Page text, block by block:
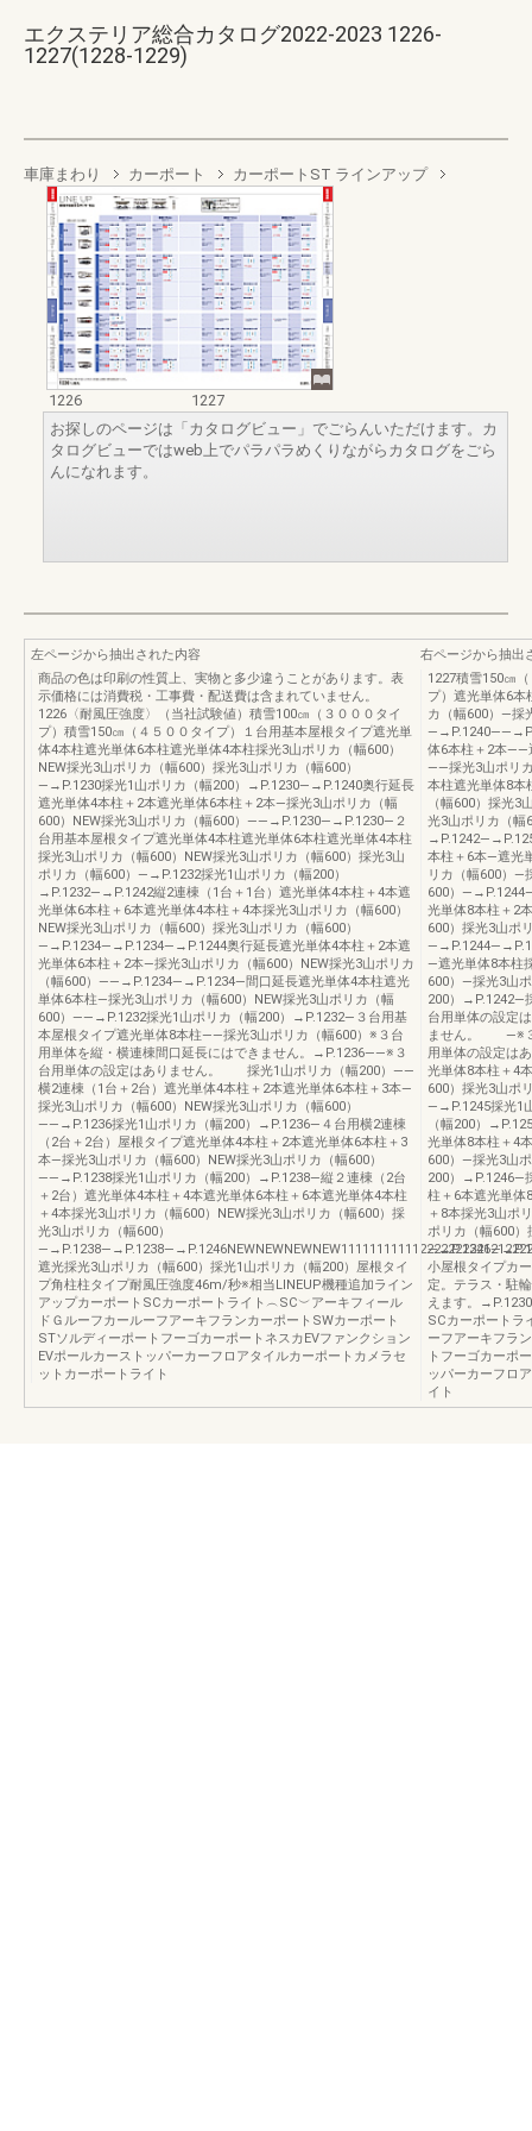
エクステリア総合カタログ2022-2023 1226-
1227(1228-1229)
車庫まわり カーポート カーポートST ラインアップ
1226
1227
お探しのページは「カタログビュー」でごらんいただけます。カ
タログビューではweb上でパラパラめくりながらカタログをごら
んになれます。
左ページから抽出された内容
商品の色は印刷の性質上、実物と多少違うことがあります。表
示価格には消費税・工事費・配送費は含まれていません。
1226〈耐風圧強度〉（当社試験値）積雪100㎝（３０００タイ
プ）積雪150㎝（４５００タイプ）１台用基本屋根タイプ遮光単
体4本柱遮光単体6本柱遮光単体4本柱採光3山ポリカ（幅600）
NEW採光3山ポリカ（幅600）採光3山ポリカ（幅600）
―→P.1230採光1山ポリカ（幅200）→P.1230―→P.1240奥行延長
遮光単体4本柱＋2本遮光単体6本柱＋2本―採光3山ポリカ（幅
600）NEW採光3山ポリカ（幅600）――→P.1230―→P.1230―２
台用基本屋根タイプ遮光単体4本柱遮光単体6本柱遮光単体4本柱
採光3山ポリカ（幅600）NEW採光3山ポリカ（幅600）採光3山
ポリカ（幅600）―→P.1232採光1山ポリカ（幅200）
→P.1232―→P.1242縦2連棟（1台＋1台）遮光単体4本柱＋4本遮
光単体6本柱＋6本遮光単体4本柱＋4本採光3山ポリカ（幅600）
NEW採光3山ポリカ（幅600）採光3山ポリカ（幅600）
―→P.1234―→P.1234―→P.1244奥行延長遮光単体4本柱＋2本遮
光単体6本柱＋2本―採光3山ポリカ（幅600）NEW採光3山ポリカ
（幅600）――→P.1234―→P.1234―間口延長遮光単体4本柱遮光
単体6本柱―採光3山ポリカ（幅600）NEW採光3山ポリカ（幅
600）――→P.1232採光1山ポリカ（幅200）→P.1232―３台用基
本屋根タイプ遮光単体8本柱――採光3山ポリカ（幅600）※３台
用単体を縦・横連棟間口延長にはできません。→P.1236――※３
台用単体の設定はありません。 採光1山ポリカ（幅200）――
横2連棟（1台＋2台）遮光単体4本柱＋2本遮光単体6本柱＋3本―
採光3山ポリカ（幅600）NEW採光3山ポリカ（幅600）
――→P.1236採光1山ポリカ（幅200）→P.1236―４台用横2連棟
（2台＋2台）屋根タイプ遮光単体4本柱＋2本遮光単体6本柱＋3
本―採光3山ポリカ（幅600）NEW採光3山ポリカ（幅600）
――→P.1238採光1山ポリカ（幅200）→P.1238―縦２連棟（2台
＋2台）遮光単体4本柱＋4本遮光単体6本柱＋6本遮光単体4本柱
＋4本採光3山ポリカ（幅600）NEW採光3山ポリカ（幅600）採
光3山ポリカ（幅600）
遮光採光3山ポリカ（幅600）採光1山ポリカ（幅200）屋根タイ
プ角柱柱タイプ耐風圧強度46m/秒※相当LINEUP機種追加ライン
アップカーポートSCカーポートライト︵SC︶アーキフィール
ドＧルーフカールーフアーキフランカーポートSWカーポート
STソルディーポートフーゴカーポートネスカEVファンクション
EVポールカーストッパーカーフロアタイルカーポートカメラセ
ットカーポートライト
右ページから抽出
1227積雪150㎝
プ）遮光単体6
カ（幅600）―採
体6本柱＋2本――
――採光3山ポリ
本柱遮光単体8本
（幅600）採光3
光3山ポリカ（
本柱＋6本―遮光
リカ（幅600）―
600）
光単体8本柱＋2
600）採光3山ポ
―遮光単体8本柱
600）―採光3山
200）→P.1242―
台用単体の設定
ません。 ―※３
用単体の設定
光単体8本柱＋4
600）採光3山ポ
―→P.1245採光1
（幅200）
光単体8本柱＋4
600）―採光3山
200）→P.1246―
柱＋6本遮光単体
＋8本採光3山ポ
ポリカ（幅600）
小屋根タイプカ
定。テラス・駐
えます。
SCカーポートラ
ーフアーキフラ
トフーゴカーポ
ッパーカーフロ
イト